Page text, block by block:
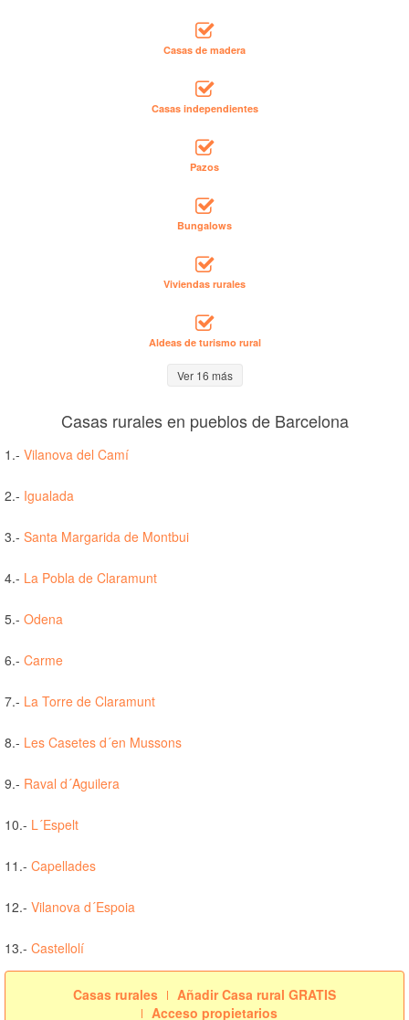
Casas de madera
Casas independientes
Pazos
Bungalows
Viviendas rurales
Aldeas de turismo rural
Ver 16 más
Casas rurales en pueblos de Barcelona
1.- Vilanova del Camí
2.- Igualada
3.- Santa Margarida de Montbui
4.- La Pobla de Claramunt
5.- Odena
6.- Carme
7.- La Torre de Claramunt
8.- Les Casetes d´en Mussons
9.- Raval d´Aguilera
10.- L´Espelt
11.- Capellades
12.- Vilanova d´Espoia
13.- Castellolí
Casas rurales
Añadir Casa rural GRATIS
Acceso propietarios